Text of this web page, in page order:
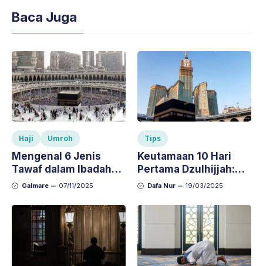
Baca Juga
Haji Umroh
Mengenal 6 Jenis
Tawaf dalam Ibadah
Haji dan Umroh,
Penjelasannya
Galmare 07/11/2025
Tips
Keutamaan 10 Hari
Pertama Dzulhijjah:
Rahasia Meraih Pahala
Dafa Nur 19/03/2025